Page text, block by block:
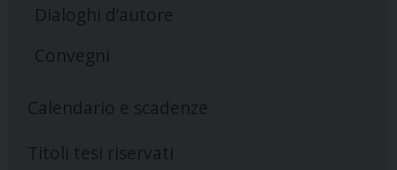
Dialoghi d’autore
Convegni
Calendario e scadenze
Titoli tesi riservati